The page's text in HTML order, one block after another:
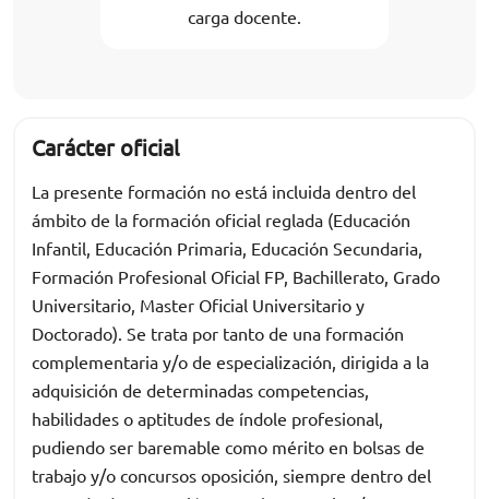
carga docente.
Carácter oficial
La presente formación no está incluida dentro del
ámbito de la formación oficial reglada (Educación
Infantil, Educación Primaria, Educación Secundaria,
Formación Profesional Oficial FP, Bachillerato, Grado
Universitario, Master Oficial Universitario y
Doctorado). Se trata por tanto de una formación
complementaria y/o de especialización, dirigida a la
adquisición de determinadas competencias,
habilidades o aptitudes de índole profesional,
pudiendo ser baremable como mérito en bolsas de
trabajo y/o concursos oposición, siempre dentro del